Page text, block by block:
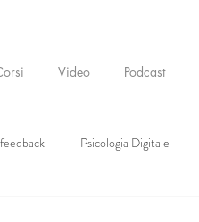
Video Podcast
Psicologia Digitale